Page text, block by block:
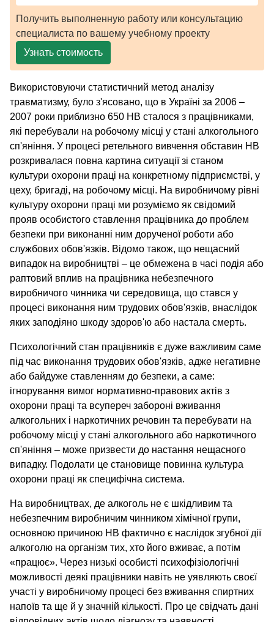
Получить выполненную работу или консультацию
специалиста по вашему учебному проекту
Узнать стоимость
Використовуючи статистичний метод аналізу
травматизму, було з'ясовано, що в Україні за 2006 –
2007 роки приблизно 650 НВ сталося з працівниками,
які перебували на робочому місці у стані алкогольного
сп'яніння. У процесі ретельного вивчення обставин НВ
розкривалася повна картина ситуації зі станом
культури охорони праці на конкретному підприємстві, у
цеху, бригаді, на робочому місці. На виробничому рівні
культуру охорони праці ми розуміємо як свідомий
прояв особистого ставлення працівника до проблем
безпеки при виконанні ним дорученої роботи або
службових обов'язків. Відомо також, що нещасний
випадок на виробництві – це обмежена в часі подія або
раптовий вплив на працівника небезпечного
виробничого чинника чи середовища, що стався у
процесі виконання ним трудових обов'язків, внаслідок
яких заподіяно шкоду здоров'ю або настала смерть.
Психологічний стан працівників є дуже важливим саме
під час виконання трудових обов'язків, адже негативне
або байдуже ставленням до безпеки, а саме:
ігнорування вимог нормативно-правових актів з
охорони праці та всупереч забороні вживання
алкогольних і наркотичних речовин та перебувати на
робочому місці у стані алкогольного або наркотичного
сп'яніння – може призвести до настання нещасного
випадку. Подолати це становище повинна культура
охорони праці як специфічна система.
На виробництвах, де алкоголь не є шкідливим та
небезпечним виробничим чинником хімічної групи,
основною причиною НВ фактично є наслідок згубної дії
алкоголю на організм тих, хто його вживає, а потім
«працює». Через низькі особисті психофізіологічні
можливості деякі працівники навіть не уявляють своєї
участі у виробничому процесі без вживання спиртних
напоїв та ще й у значній кількості. Про це свідчать дані